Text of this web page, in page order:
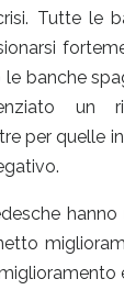
Tutte le
le banche
un
per quelle
hanno